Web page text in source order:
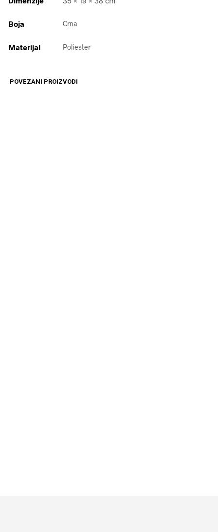
Boja Crna
Materijal Poliester
POVEZANI PROIZVODI